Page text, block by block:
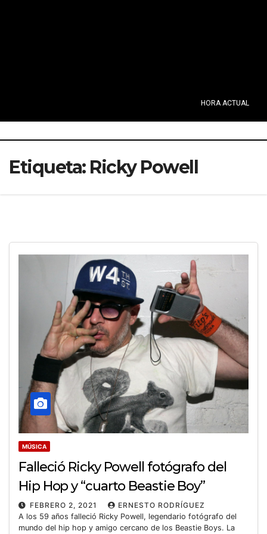
HORA ACTUAL
Etiqueta: Ricky Powell
MÚSICA
Falleció Ricky Powell fotógrafo del
Hip Hop y “cuarto Beastie Boy”
FEBRERO 2, 2021
ERNESTO RODRÍGUEZ
A los 59 años falleció Ricky Powell, legendario fotógrafo del
mundo del hip hop y amigo cercano de los Beastie Boys. La